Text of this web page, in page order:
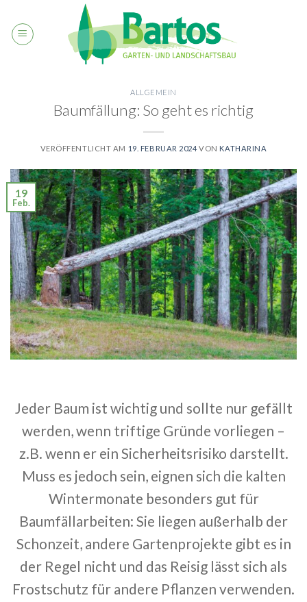
content
ALLGEMEIN
Baumfällung: So geht es richtig
VERÖFFENTLICHT AM 19. FEBRUAR 2024 VON KATHARINA
19
Feb.
Jeder Baum ist wichtig und sollte nur gefällt
werden, wenn triftige Gründe vorliegen –
z.B. wenn er ein Sicherheitsrisiko darstellt.
Muss es jedoch sein, eignen sich die kalten
Wintermonate besonders gut für
Baumfällarbeiten: Sie liegen außerhalb der
Schonzeit, andere Gartenprojekte gibt es in
der Regel nicht und das Reisig lässt sich als
Frostschutz für andere Pflanzen verwenden.